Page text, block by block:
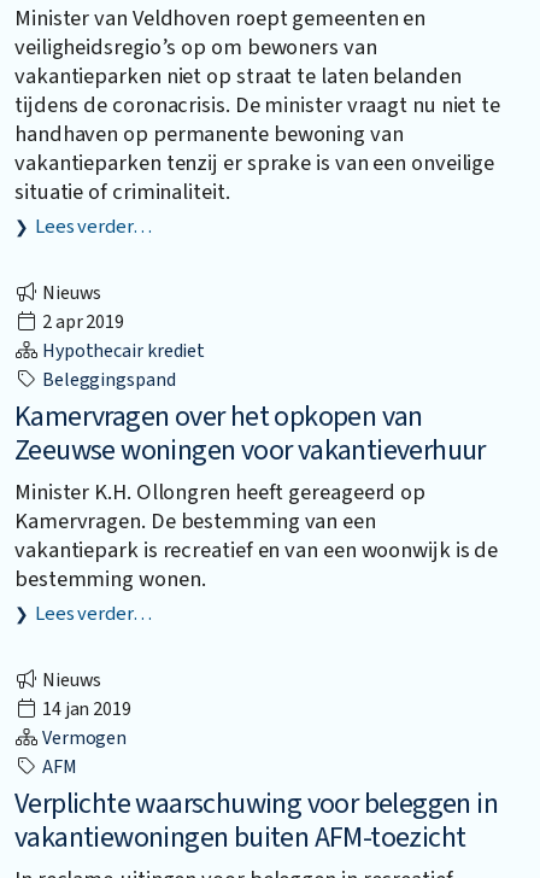
Minister van Veldhoven roept gemeenten en
veiligheidsregio’s op om bewoners van
vakantieparken niet op straat te laten belanden
tijdens de coronacrisis. De minister vraagt nu niet te
handhaven op permanente bewoning van
vakantieparken tenzij er sprake is van een onveilige
situatie of criminaliteit.
Lees verder…
Nieuws
2 apr 2019
Hypothecair krediet
Beleggingspand
Kamervragen over het opkopen van
Zeeuwse woningen voor vakantieverhuur
Minister K.H. Ollongren heeft gereageerd op
Kamervragen. De bestemming van een
vakantiepark is recreatief en van een woonwijk is de
bestemming wonen.
Lees verder…
Nieuws
14 jan 2019
Vermogen
AFM
Verplichte waarschuwing voor beleggen in
vakantiewoningen buiten AFM-toezicht